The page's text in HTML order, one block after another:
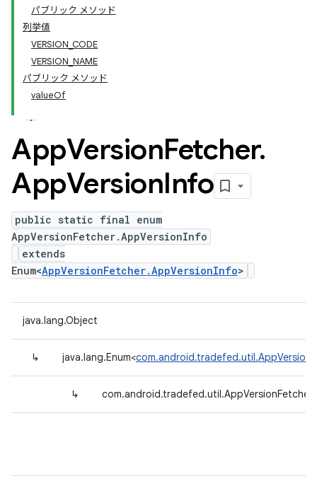
パブリック メソッド
列挙値
VERSION_CODE
VERSION_NAME
パブリック メソッド
valueOf
AppVersionFetcher.
AppVersionInfo
public static final enum
AppVersionFetcher.AppVersionInfo
extends
Enum<AppVersionFetcher.AppVersionInfo>
java.lang.Object
↳ java.lang.Enum<
↳